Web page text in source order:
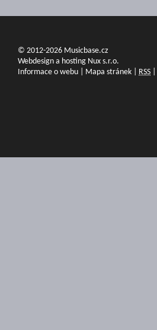
© 2012-2026 Musicbase.cz
Webdesign a hosting Nux s.r.o.
Informace o webu
Mapa stránek RSS